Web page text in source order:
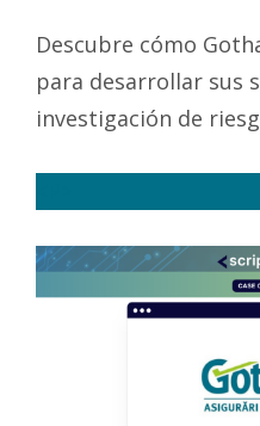
Descubre cómo
para desarrollar sus
investigación de